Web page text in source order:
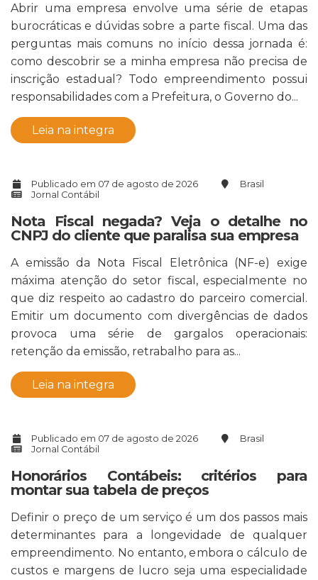
Abrir uma empresa envolve uma série de etapas
burocráticas e dúvidas sobre a parte fiscal. Uma das
perguntas mais comuns no início dessa jornada é:
como descobrir se a minha empresa não precisa de
inscrição estadual? Todo empreendimento possui
responsabilidades com a Prefeitura, o Governo do...
Leia na integra
Publicado em 07 de agosto de 2026
Brasil
Jornal Contábil
Nota Fiscal negada? Veja o detalhe no
CNPJ do cliente que paralisa sua empresa
A emissão da Nota Fiscal Eletrônica (NF-e) exige
máxima atenção do setor fiscal, especialmente no
que diz respeito ao cadastro do parceiro comercial.
Emitir um documento com divergências de dados
provoca uma série de gargalos operacionais:
retenção da emissão, retrabalho para as...
Leia na integra
Publicado em 07 de agosto de 2026
Brasil
Jornal Contábil
Honorários Contábeis: critérios para
montar sua tabela de preços
Definir o preço de um serviço é um dos passos mais
determinantes para a longevidade de qualquer
empreendimento. No entanto, embora o cálculo de
custos e margens de lucro seja uma especialidade